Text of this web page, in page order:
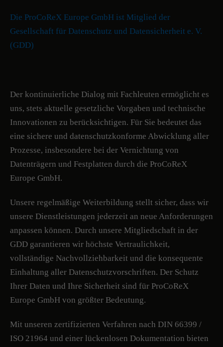
Die ProCoReX Europe GmbH ist Mitglied der
Gesellschaft für Datenschutz und Datensicherheit e. V.
(GDD)
Der kontinuierliche Dialog mit Fachleuten ermöglicht es
uns, stets aktuelle gesetzliche Vorgaben und technische
Innovationen zu berücksichtigen. Für Sie bedeutet das
eine sichere und datenschutzkonforme Abwicklung aller
Prozesse, insbesondere bei der Vernichtung von
Datenträgern und Festplatten durch die ProCoReX
Europe GmbH.
Unsere regelmäßige Weiterbildung stellt sicher, dass wir
unsere Dienstleistungen jederzeit an neue Anforderungen
anpassen können. Durch unsere Mitgliedschaft in der
GDD garantieren wir höchste Vertraulichkeit,
vollständige Nachvollziehbarkeit und die konsequente
Einhaltung aller Datenschutzvorschriften. Der Schutz
Ihrer Daten und Ihre Sicherheit sind für ProCoReX
Europe GmbH von größter Bedeutung.
Mit unseren zertifizierten Verfahren nach DIN 66399 /
ISO 21964 und einer lückenlosen Dokumentation bieten